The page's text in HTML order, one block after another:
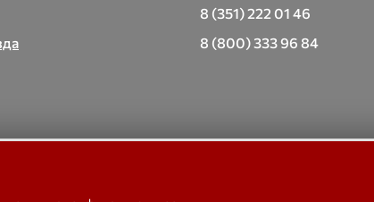
8 (351) 222 01 46
8 (800) 333 96 84
компания «Тензо-М» — платформенные,